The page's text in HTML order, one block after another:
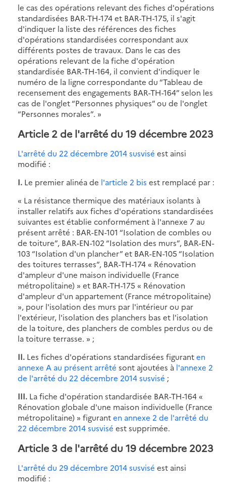
le cas des opérations relevant des fiches d'opérations
standardisées BAR-TH-174 et BAR-TH-175, il s'agit
d'indiquer la liste des références des fiches
d'opérations standardisées correspondant aux
différents postes de travaux. Dans le cas des
opérations relevant de la fiche d'opération
standardisée BAR-TH-164, il convient d'indiquer le
numéro de la ligne correspondante du “Tableau de
recensement des engagements BAR-TH-164” selon les
cas de l'onglet “Personnes physiques” ou de l'onglet
“Personnes morales”. »
Article 2 de l'arrêté du 19 décembre 2023
L'arrêté du 22 décembre 2014 susvisé est ainsi
modifié :
I. Le premier alinéa de l'article 2 bis est remplacé par :
« La résistance thermique des matériaux isolants à
installer relatifs aux fiches d'opérations standardisées
suivantes est établie conformément à l'annexe 7 au
présent arrêté : BAR-EN-101 “Isolation de combles ou
de toiture”, BAR-EN-102 “Isolation des murs”, BAR-EN-
103 “Isolation d'un plancher” et BAR-EN-105 “Isolation
des toitures terrasses”, BAR-TH-174 « Rénovation
d'ampleur d'une maison individuelle (France
métropolitaine) » et BAR-TH-175 « Rénovation
d'ampleur d'un appartement (France métropolitaine)
», pour l'isolation des murs par l'intérieur ou par
l'extérieur, l'isolation des planchers bas et l'isolation
de la toiture, des planchers de combles perdus ou de
la toiture terrasse. » ;
II. Les fiches d'opérations standardisées figuranten
annexe A au présent arrêté sont ajoutées à l'annexe 2
de l'arrêté du 22 décembre 2014 susvisé ;
III. La fiche d'opération standardisée BAR-TH-164 «
Rénovation globale d'une maison individuelle (France
métropolitaine) » figuranten annexe 2 de l'arrêté du
22 décembre 2014 susvisé est supprimée.
Article 3 de l'arrêté du 19 décembre 2023
L'arrêté du 29 décembre 2014 susvisé est ainsi
modifié :